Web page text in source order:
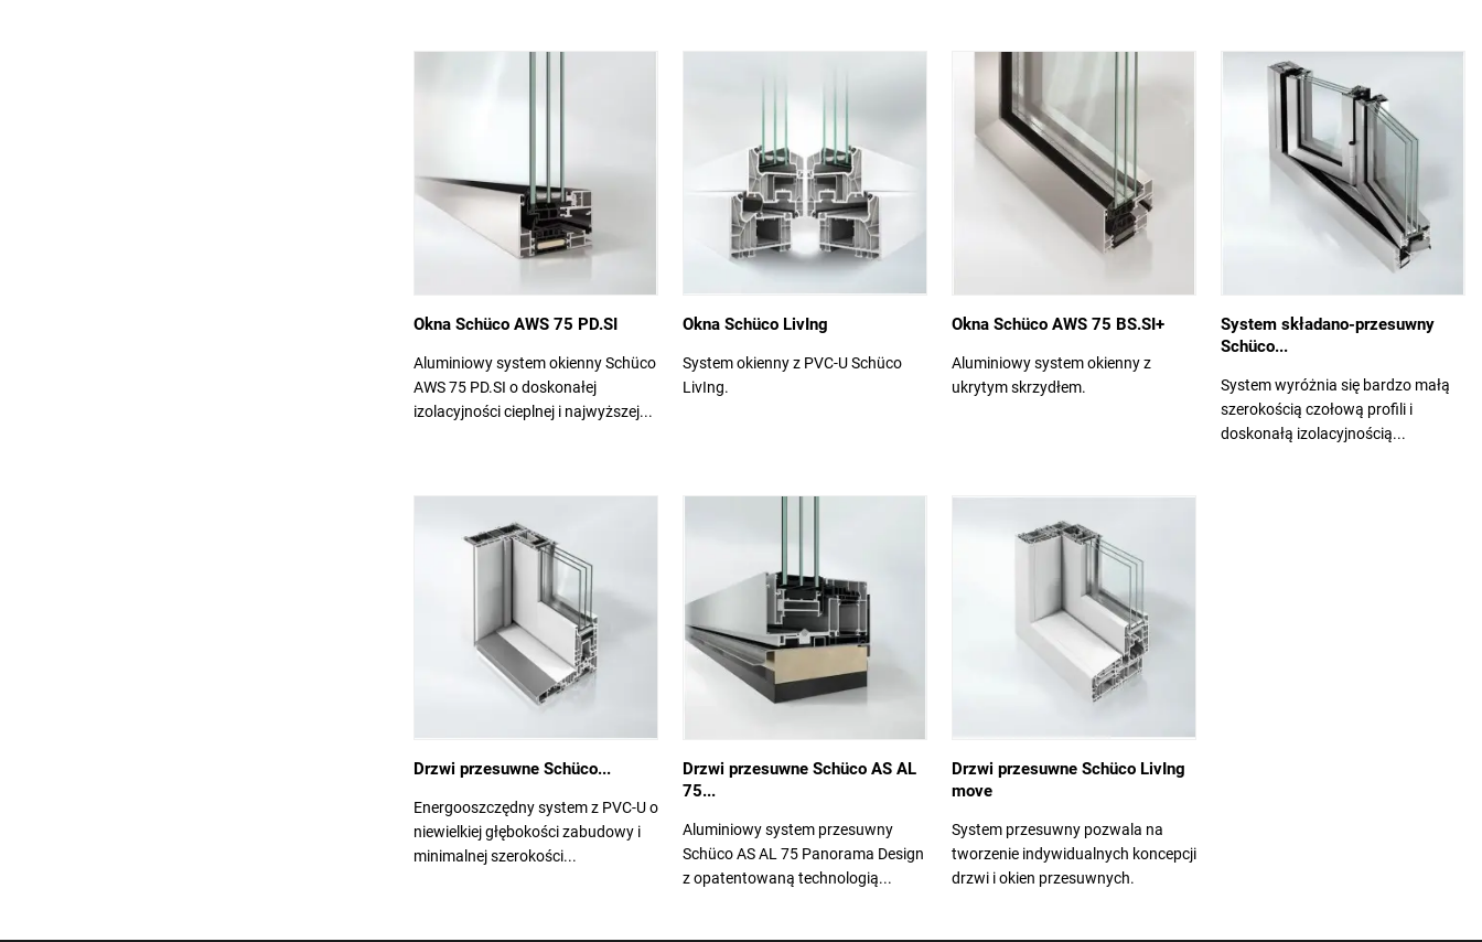
Okna Schüco AWS 75 PD.SI
Aluminiowy system okienny Schüco
AWS 75 PD.SI o doskonałej
izolacyjności cieplnej i najwyższej...
Okna Schüco LivIng
System okienny z PVC-U Schüco
LivIng.
Okna Schüco AWS 75 BS.SI+
Aluminiowy system okienny z
ukrytym skrzydłem.
System składano-przesuwny
Schüco...
System wyróżnia się bardzo małą
szerokością czołową profili i
doskonałą izolacyjnością...
Drzwi przesuwne Schüco...
Energooszczędny system z PVC-U o
niewielkiej głębokości zabudowy i
minimalnej szerokości...
Drzwi przesuwne Schüco AS AL
75...
Aluminiowy system przesuwny
Schüco AS AL 75 Panorama Design
z opatentowaną technologią...
Drzwi przesuwne Schüco LivIng
move
System przesuwny pozwala na
tworzenie indywidualnych koncepcji
drzwi i okien przesuwnych.